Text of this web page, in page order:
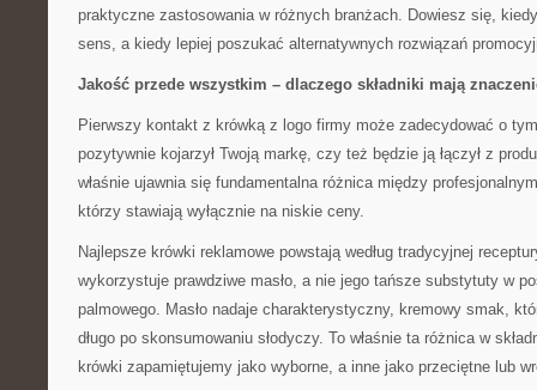
praktyczne zastosowania w różnych branżach. Dowiesz się,
sens, a kiedy lepiej poszukać alternatywnych rozwiązań
Jakość przede wszystkim – dlaczego składniki mają
Pierwszy kontakt z krówką z logo firmy może zadecydować o
pozytywnie kojarzył Twoją markę, czy też będzie ją łączył z
właśnie ujawnia się fundamentalna różnica między
którzy stawiają wyłącznie na niskie ceny.
Najlepsze krówki reklamowe powstają według tradycyjnej
wykorzystuje prawdziwe masło, a nie jego tańsze substytuty w
palmowego. Masło nadaje charakterystyczny, kremowy smak,
długo po skonsumowaniu słodyczy. To właśnie ta różnica w
krówki zapamiętujemy jako wyborne, a inne jako przeciętne lub